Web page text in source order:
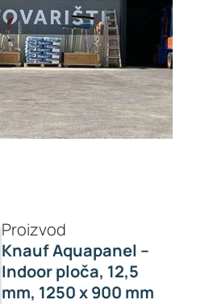
Proizvod
Knauf Aquapanel –
Indoor ploča, 12,5
mm, 1250 x 900 mm